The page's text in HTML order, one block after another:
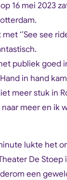
16 mei 2023
‘’See see
publiek goed
in hand
meer stuk in
meer en ik
lukte het
De Stoep
een